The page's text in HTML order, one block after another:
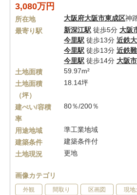
3,080万円
所在地 大阪府大阪市東成区神
最寄り駅
新深江駅 徒歩5分 大阪
今里駅 徒歩13分 近鉄
今里駅 徒歩13分 近鉄
今里駅 徒歩14分 大阪
土地面積
59.97m²
土地面積
（坪）
18.14坪
建ぺい/容積
率
80％/200％
用途地域
準工業地域
建築条件
建築条件付
土地現況
更地
画像カテゴリ
外観 間取り 区画図 現地